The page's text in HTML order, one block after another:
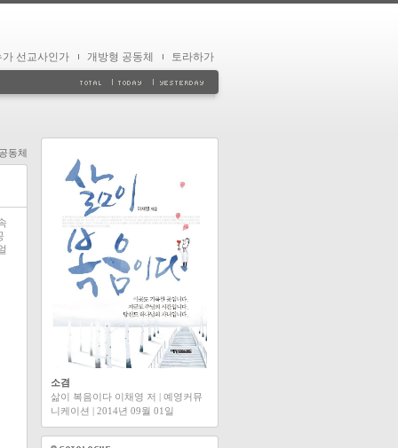
가 선교사인가 개방형 공동체 토라하가
동체
소겸
삶이 복음이다 이채영 저 | 예영커뮤
니케이션 | 2014년 09월 01일